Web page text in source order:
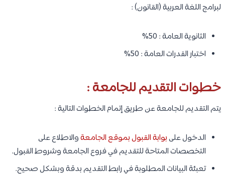
لبرامج اللغة العربية (القانون) :
الثانوية العامة : 50%
اختبار القدرات العامة : 50%
خطوات التقديم للجامعة :
يتم التقديم للجامعة عن طريق إتمام الخطوات التالية :
الدخول علىبوابة القبول بموقع الجامعةوالاطلاع على
التخصصات المتاحة للتقديم في فروع الجامعة وشروط القبول.
تعبئة البيانات المطلوبة في رابط التقديم بدقة وبشكل صحيح.